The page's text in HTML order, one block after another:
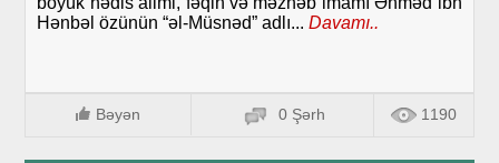
Hənbəl özünün “əl-Müsnəd” adlı... Davamı..
Bəyən 0 Şərh 1190